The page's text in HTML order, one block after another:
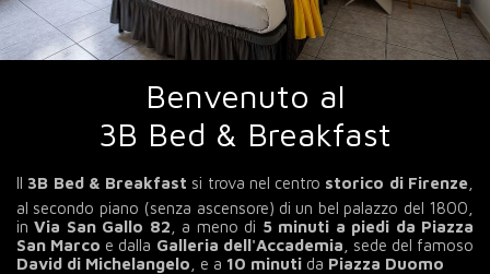
Benvenuto al
3B Bed & Breakfast
Il 3B Bed & Breakfast si trova nel centro storico di Firenze
al secondo piano (senza ascensore) di un bel palazzo del 1800,
inVia San Gallo 82 , a meno di 5 minuti a piedi da Piazza
San Marco e dalla Galleria dell'Accademia , sede del famoso
David di Michelangelo , e a 10 minuti da Piazza Duomo